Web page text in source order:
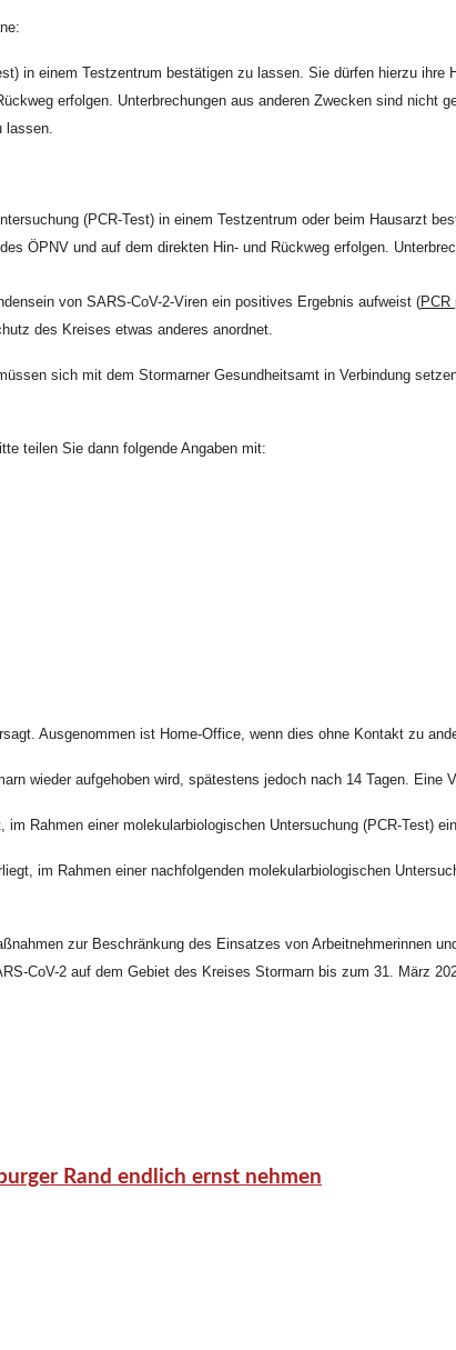
in einem Testzentrum bestätigen zu lassen. Sie dürfen hierzu
erfolgen. Unterbrechungen aus anderen Zwecken sind
lassen.
(PCR-Test) in einem Testzentrum oder beim Hausarzt
ÖPNV und auf dem direkten Hin- und Rückweg erfolgen.
von SARS-CoV-2-Viren ein positives Ergebnis aufweist (
des Kreises etwas anderes anordnet.
sich mit dem Stormarner Gesundheitsamt in Verbindung
teilen Sie dann folgende Angaben mit:
Ausgenommen ist Home-Office, wenn dies ohne Kontakt zu
wieder aufgehoben wird, spätestens jedoch nach 14 Tagen. Eine
Rahmen einer molekularbiologischen Untersuchung (PCR-Test)
im Rahmen einer nachfolgenden molekularbiologischen
zur Beschränkung des Einsatzes von Arbeitnehmerinnen
CoV-2 auf dem Gebiet des Kreises Stormarn bis zum 31. März
Rand endlich ernst nehmen